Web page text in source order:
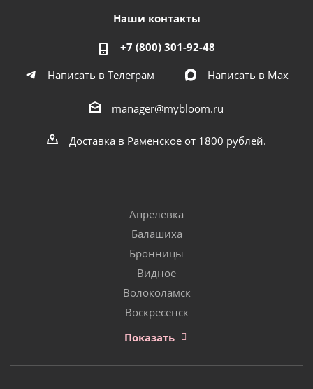
Наши контакты
+7 (800) 301-92-48
Написать в Телеграм
Написать в Мах
manager@mybloom.ru
Доставка в Раменское от 1800 рублей.
Апрелевка
Балашиха
Бронницы
Видное
Волоколамск
Воскресенск
Показать